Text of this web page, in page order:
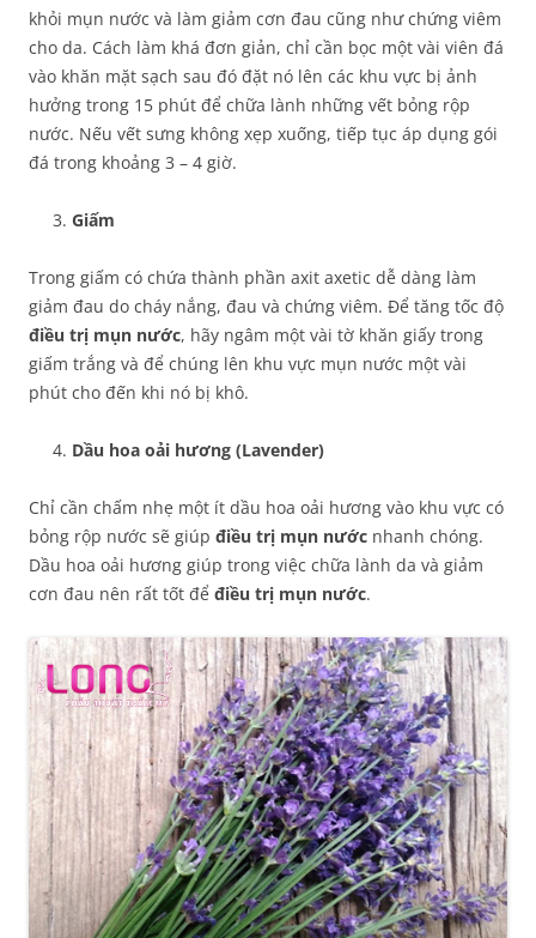
khỏi mụn nước và làm giảm cơn đau cũng như chứng viêm
cho da. Cách làm khá đơn giản, chỉ cần bọc một vài viên đá
vào khăn mặt sạch sau đó đặt nó lên các khu vực bị ảnh
hưởng trong 15 phút để chữa lành những vết bỏng rộp
nước. Nếu vết sưng không xẹp xuống, tiếp tục áp dụng gói
đá trong khoảng 3 – 4 giờ.
Giấm
Trong giấm có chứa thành phần axit axetic dễ dàng làm
giảm đau do cháy nắng, đau và chứng viêm. Để tăng tốc độ
điều trị mụn nước, hãy ngâm một vài tờ khăn giấy trong
giấm trắng và để chúng lên khu vực mụn nước một vài
phút cho đến khi nó bị khô.
Dầu hoa oải hương (Lavender)
Chỉ cần chấm nhẹ một ít dầu hoa oải hương vào khu vực có
bỏng rộp nước sẽ giúp điều trị mụn nước nhanh chóng.
Dầu hoa oải hương giúp trong việc chữa lành da và giảm
cơn đau nên rất tốt để điều trị mụn nước.